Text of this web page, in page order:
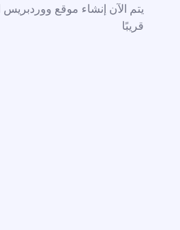
يتم الآن إنشاء موقع
قريبًا